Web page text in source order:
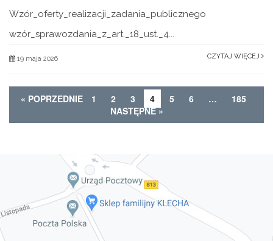
Wzór_oferty_realizacji_zadania_publicznego
wzór_sprawozdania_z_art._18_ust._4...
19 maja 2026 CZYTAJ WIĘCEJ
« POPRZEDNIE 1 2 3 4 5 6 …
185
NASTĘPNE »